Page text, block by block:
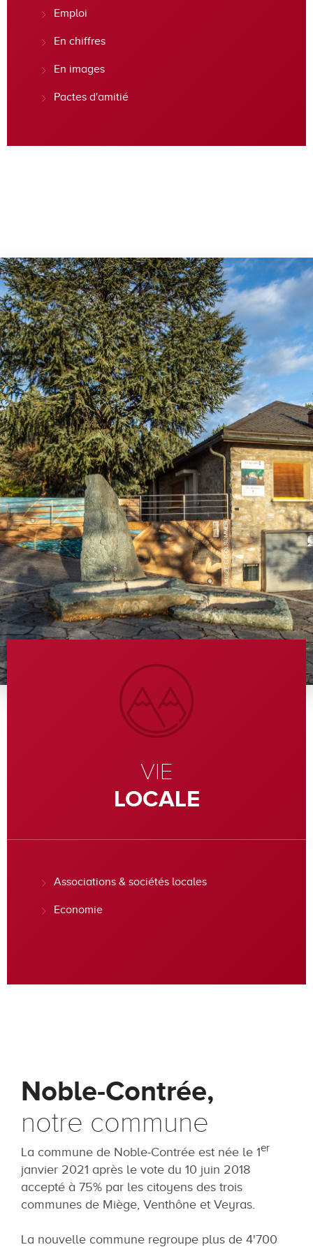
Emploi
En chiffres
En images
Pactes d'amitié
VIE
LOCALE
Associations & sociétés locales
Economie
Noble-Contrée,
notre commune
La commune de Noble-Contrée est née le 1er
janvier 2021 après le vote du 10 juin 2018
accepté à 75% par les citoyens des trois
communes de Miège, Venthône et Veyras.
La nouvelle commune regroupe plus de 4'700